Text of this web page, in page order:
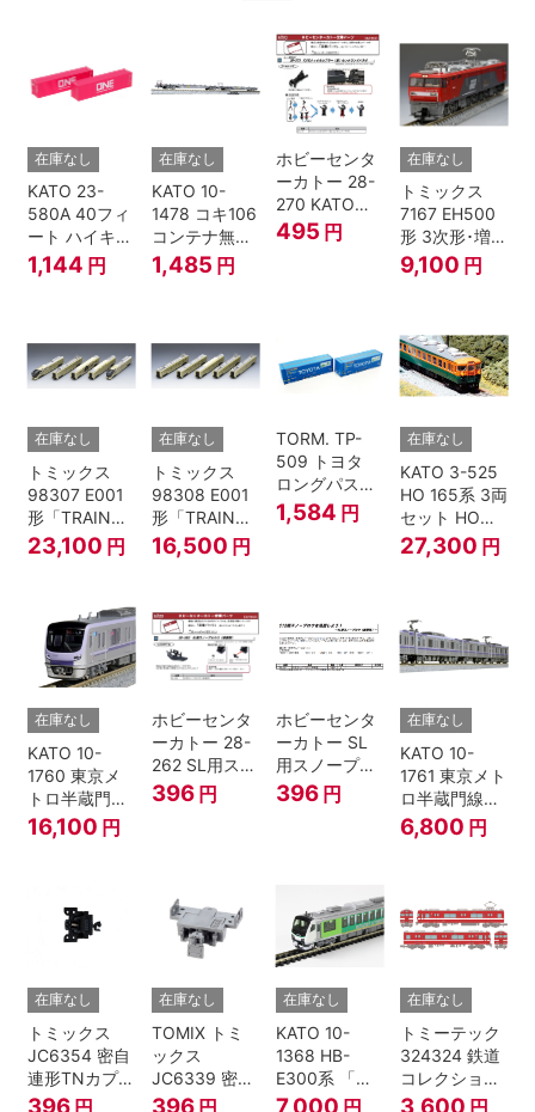
在庫なし
KATO 23-
580A 40フィ
ート ハイキュ
ーブコンテナ
ONE マゼンタ
1,144 円
在庫なし
KATO 10-
1478 コキ106
コンテナ無積
載 2両セット
鉄道模型 Nゲ
1,485 円
ホビーセンタ
ーカトー 28-
270 KATOナ
ックルカプラ
495 円
在庫なし
トミックス
7167 EH500
形 3次形･増備
型
9,100 円
在庫なし
トミックス
98307 E001
形「TRAIN
SUITE四季
島」基本セッ
23,100 円
在庫なし
トミックス
98308 E001
形「TRAIN
SUITE四季
島」増結セッ
模型
16,500 円
TORM. TP-
509 トヨタ
ロングパスエ
クスプレス
U55A-39500
1,584 円
在庫なし
KATO 3-525
HO 165系 3両
セット HOゲ
ージ
27,300 円
在庫なし
KATO 10-
1760 東京メ
トロ半蔵門線
18000系 基本
6両セット N
16,100 円
ホビーセンタ
ーカトー 28-
262 SL用スノ
ープロウ1 前
面用 Nゲージ
396 円
ホビーセンタ
ーカトー SL
用スノープロ
ウ① 前面用
396 円
在庫なし
KATO 10-
1761 東京メト
ロ半蔵門線
18000系 増結
4両セット N
6,800 円
在庫なし
トミックス
JC6354 密自
連形TNカプラ
ーSP・黒(キ
396 円
在庫なし
TOMIX トミ
ックス
JC6339 密連
形TNカプラー
396 円
在庫なし
KATO 10-
1368 HB-
E300系 「リ
ゾートビュー
7,000 円
在庫なし
トミーテック
324324 鉄道
コレクション
名古屋鉄道
3,600 円